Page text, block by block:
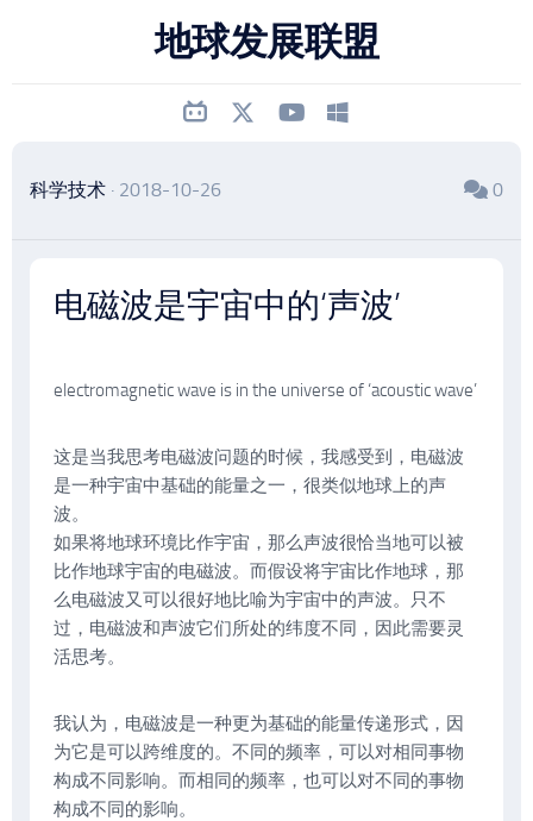
地球发展联盟
科学技术 · 2018-10-26 0
电磁波是宇宙中的‘声波’
electromagnetic wave is in the universe of ‘acoustic wave’
这是当我思考电磁波问题的时候，我感受到，电磁波
是一种宇宙中基础的能量之一，很类似地球上的声
波。
如果将地球环境比作宇宙，那么声波很恰当地可以被
比作地球宇宙的电磁波。而假设将宇宙比作地球，那
么电磁波又可以很好地比喻为宇宙中的声波。只不
过，电磁波和声波它们所处的纬度不同，因此需要灵
活思考。
我认为，电磁波是一种更为基础的能量传递形式，因
为它是可以跨维度的。不同的频率，可以对相同事物
构成不同影响。而相同的频率，也可以对不同的事物
构成不同的影响。